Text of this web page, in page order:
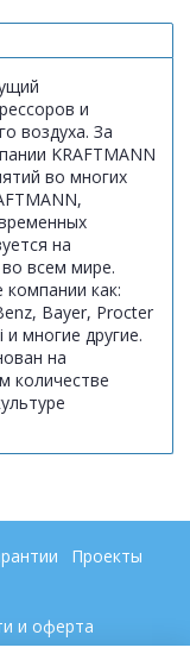
и
воздуха. За
KRAFTMANN
во многих
на
всем мире.
как:
Bayer, Procter
многие другие.
на
количестве
Проекты
и оферта